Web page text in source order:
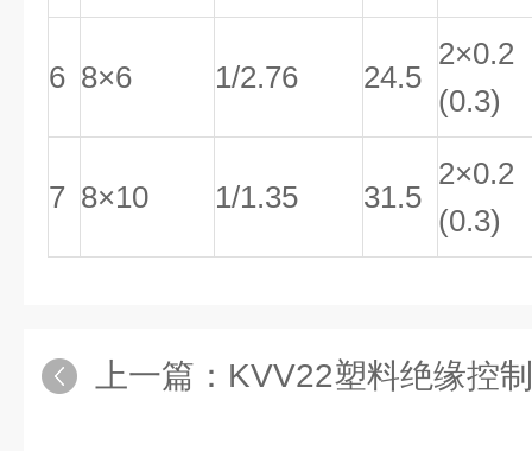
6 8×6 1/2.76 24.5
2×0.2
(0.3)
7 8×10 1/1.35 31.5
2×0.2
(0.3)
上一篇： KVV22塑料绝缘控